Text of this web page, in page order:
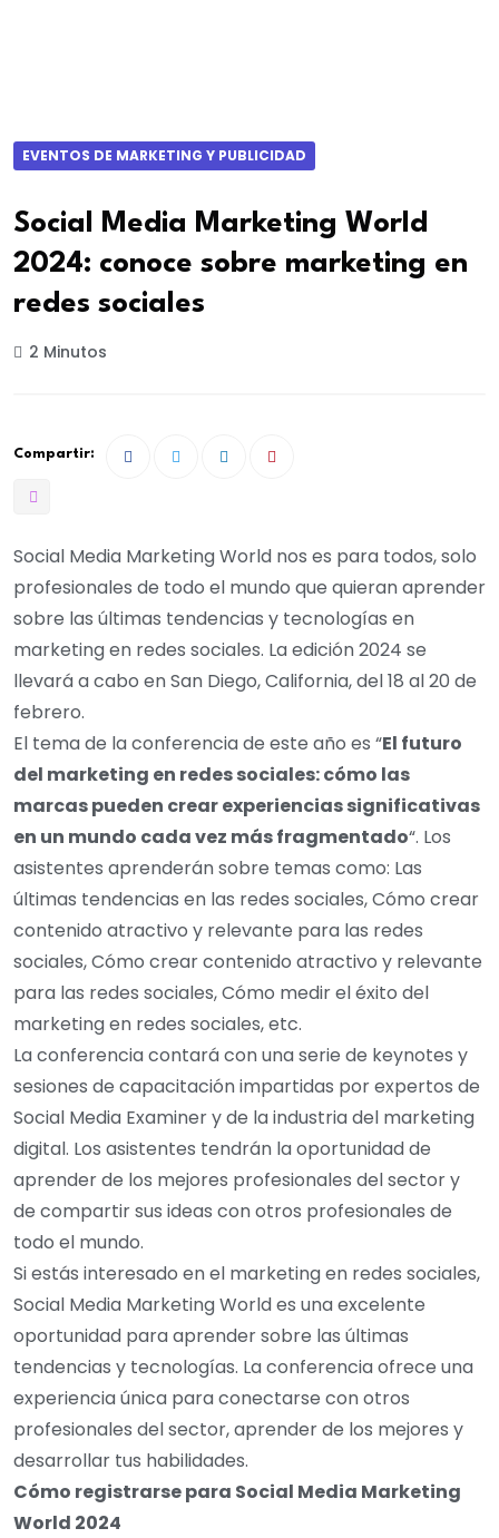
EVENTOS DE MARKETING Y PUBLICIDAD
Social Media Marketing World
2024: conoce sobre marketing en
redes sociales
2 Minutos
Compartir:
Social Media Marketing World nos es para todos, solo
profesionales de todo el mundo que quieran aprender
sobre las últimas tendencias y tecnologías en
marketing en redes sociales. La edición 2024 se
llevará a cabo en San Diego, California, del 18 al 20 de
febrero.
El tema de la conferencia de este año es “El futuro
del marketing en redes sociales: cómo las
marcas pueden crear experiencias significativas
en un mundo cada vez más fragmentado“. Los
asistentes aprenderán sobre temas como: Las
últimas tendencias en las redes sociales, Cómo crear
contenido atractivo y relevante para las redes
sociales, Cómo crear contenido atractivo y relevante
para las redes sociales, Cómo medir el éxito del
marketing en redes sociales, etc.
La conferencia contará con una serie de keynotes y
sesiones de capacitación impartidas por expertos de
Social Media Examiner y de la industria del marketing
digital. Los asistentes tendrán la oportunidad de
aprender de los mejores profesionales del sector y
de compartir sus ideas con otros profesionales de
todo el mundo.
Si estás interesado en el marketing en redes sociales,
Social Media Marketing World es una excelente
oportunidad para aprender sobre las últimas
tendencias y tecnologías. La conferencia ofrece una
experiencia única para conectarse con otros
profesionales del sector, aprender de los mejores y
desarrollar tus habilidades.
Cómo registrarse para Social Media Marketing
World 2024